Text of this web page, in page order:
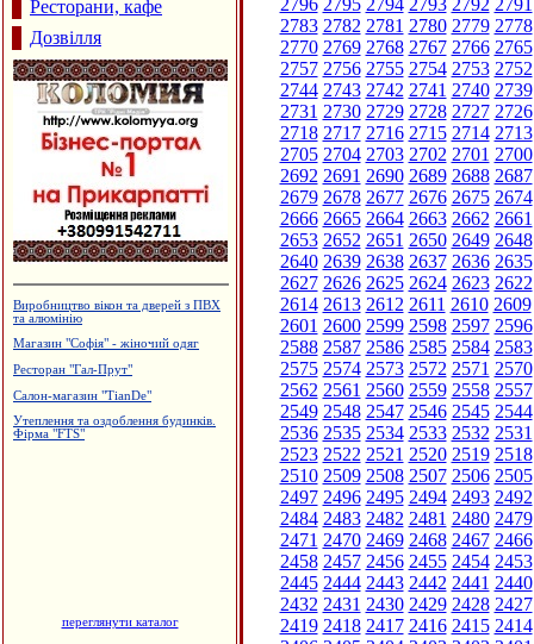
Ресторани, кафе
Дозвілля
Виробництво вікон та дверей з ПВХ
та алюмінію
Магазин "Софія" - жіночий одяг
Ресторан "Гал-Прут"
Салон-магазин "TianDe"
Утеплення та оздоблення будинків.
Фірма "FTS"
переглянути каталог
2796 2795 2794 2793 2792 2791
2783 2782 2781 2780 2779 2778
2770 2769 2768 2767 2766 2765
2757 2756 2755 2754 2753 2752
2744 2743 2742 2741 2740 2739
2731 2730 2729 2728 2727 2726
2718 2717 2716 2715 2714 2713
2705 2704 2703 2702 2701 2700
2692 2691 2690 2689 2688 2687
2679 2678 2677 2676 2675 2674
2666 2665 2664 2663 2662 2661
2653 2652 2651 2650 2649 2648
2640 2639 2638 2637 2636 2635
2627 2626 2625 2624 2623 2622
2614 2613 2612 2611 2610 2609
2601 2600 2599 2598 2597 2596
2588 2587 2586 2585 2584 2583
2575 2574 2573 2572 2571 2570
2562 2561 2560 2559 2558 2557
2549 2548 2547 2546 2545 2544
2536 2535 2534 2533 2532 2531
2523 2522 2521 2520 2519 2518
2510 2509 2508 2507 2506 2505
2497 2496 2495 2494 2493 2492
2484 2483 2482 2481 2480 2479
2471 2470 2469 2468 2467 2466
2458 2457 2456 2455 2454 2453
2445 2444 2443 2442 2441 2440
2432 2431 2430 2429 2428 2427
2419 2418 2417 2416 2415 2414